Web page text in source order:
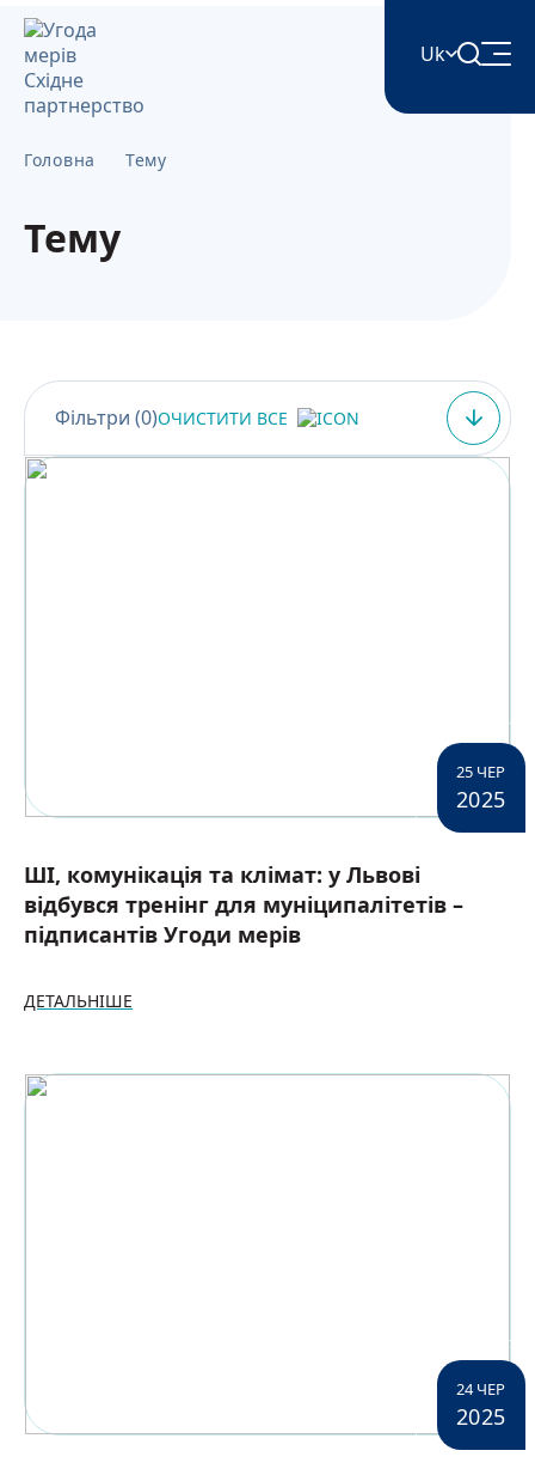
Uk
Հայերեն
ქართული
Română
Головна Тему
Тему
Фільтри (0)ОЧИСТИТИ ВСЕ
25 ЧЕР
2025
ШІ, комунікація та клімат: у Львові
відбувся тренінг для муніципалітетів –
підписантів Угоди мерів
ДЕТАЛЬНІШЕ
24 ЧЕР
2025